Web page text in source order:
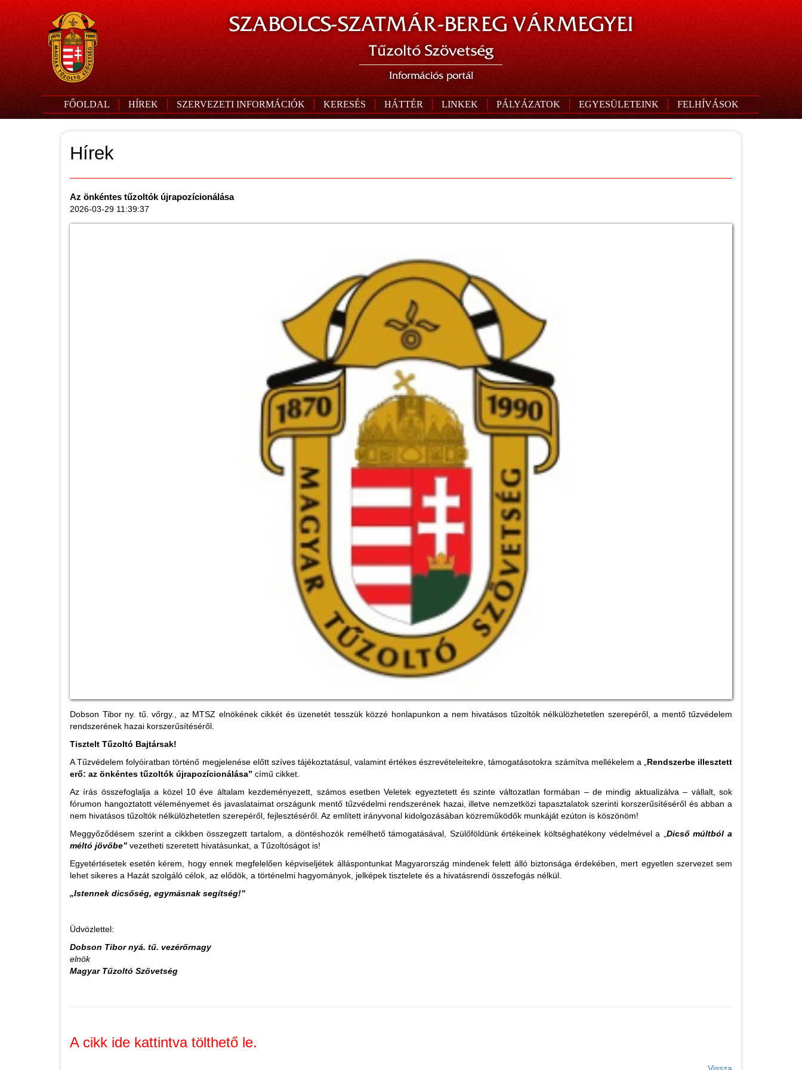
SZABOLCS-SZATMÁR-BEREG VÁRMEGYEI
Tűzoltó Szövetség
Információs portál
FŐOLDAL HÍREK SZERVEZETI INFORMÁCIÓK KERESÉS HÁTTÉR LINKEK PÁLYÁZATOK EGYESÜLETEINK FELHÍVÁSOK
Hírek
Az önkéntes tűzoltók újrapozícionálása
2026-03-29 11:39:37
Dobson Tibor ny. tű. vőrgy., az MTSZ elnökének cikkét és üzenetét tesszük közzé honlapunkon a nem hivatásos tűzoltók nélkülözhetetlen szerepéről, a mentő tűzvédelem
rendszerének hazai korszerűsítéséről.
Tisztelt Tűzoltó Bajtársak!
A Tűzvédelem folyóiratban történő megjelenése előtt szíves tájékoztatásul, valamint értékes észrevételeitekre, támogatásotokra számítva mellékelem a „ Rendszerbe illesztett
erő: az önkéntes tűzoltók újrapozícionálása” című cikket.
Az írás összefoglalja a közel 10 éve általam kezdeményezett, számos esetben Veletek egyeztetett és szinte változatlan formában – de mindig aktualizálva – vállalt, sok
fórumon hangoztatott véleményemet és javaslataimat országunk mentő tűzvédelmi rendszerének hazai, illetve nemzetközi tapasztalatok szerinti korszerűsítéséről és abban a
nem hivatásos tűzoltók nélkülözhetetlen szerepéről, fejlesztéséről. Az említett irányvonal kidolgozásában közreműködők munkáját ezúton is köszönöm!
Meggyőződésem szerint a cikkben összegzett tartalom, a döntéshozók remélhető támogatásával, Szülőföldünk értékeinek költséghatékony védelmével a „ Dicső múltból a
méltó jövőbe” vezetheti szeretett hivatásunkat, a Tűzoltóságot is!
Egyetértésetek esetén kérem, hogy ennek megfelelően képviseljétek álláspontunkat Magyarország mindenek felett álló biztonsága érdekében, mert egyetlen szervezet sem
lehet sikeres a Hazát szolgáló célok, az elődök, a történelmi hagyományok, jelképek tisztelete és a hivatásrendi összefogás nélkül.
„Istennek dicsőség, egymásnak segítség!”
Üdvözlettel:
Dobson Tibor nyá. tű. vezérőrnagy
elnök
Magyar Tűzoltó Szövetség
A cikk ide kattintva tölthető le.
Vissza